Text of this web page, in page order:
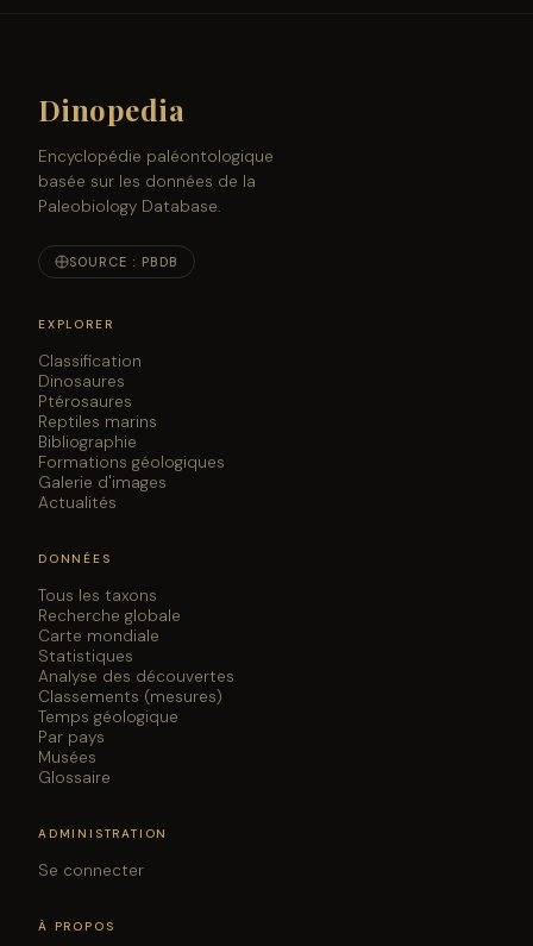
Dinopedia
Encyclopédie paléontologique
basée sur les données de la
Paleobiology Database.
SOURCE : PBDB
EXPLORER
Classification
Dinosaures
Ptérosaures
Reptiles marins
Bibliographie
Formations géologiques
Galerie d'images
Actualités
DONNÉES
Tous les taxons
Recherche globale
Carte mondiale
Statistiques
Analyse des découvertes
Classements (mesures)
Temps géologique
Par pays
Musées
Glossaire
ADMINISTRATION
Se connecter
À PROPOS